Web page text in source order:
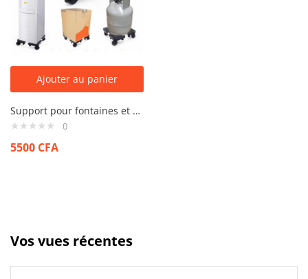
Ajouter au panier
Support pour fontaines et bouteille de gaz
0
5500 CFA
Vos vues récentes